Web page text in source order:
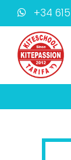
to
content
+34